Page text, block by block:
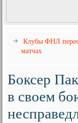
Клубы ФНЛ
матчах
Боксер
в своем